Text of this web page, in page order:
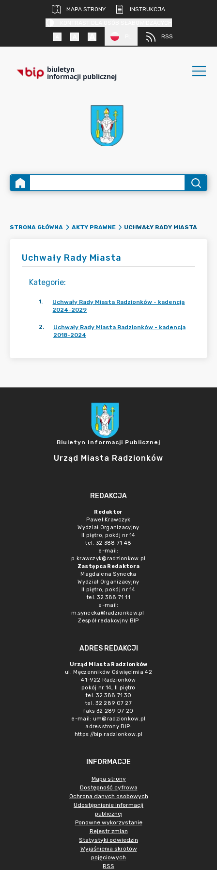
MAPA STRONY
INSTRUKCJA
RSS
biuletyn
informacji publicznej
STRONA GŁÓWNA AKTY PRAWNE UCHWAŁY RADY MIASTA
Uchwały Rady Miasta
Kategorie:
1.
Uchwały Rady Miasta Radzionków - kadencja
2024-2029
2.
Uchwały Rady Miasta Radzionków - kadencja
2018-2024
Biuletyn Informacji Publicznej
Urząd Miasta Radzionków
REDAKCJA
Redaktor
Paweł Krawczyk
Wydział Organizacyjny
II piętro, pokój nr 14
tel. 32 388 71 48
e-mail:
p.krawczyk@radzionkow.pl
Zastępca Redaktora
Magdalena Synecka
Wydział Organizacyjny
II piętro, pokój nr 14
tel. 32 388 71 11
e-mail:
m.synecka@radzionkow.pl
Zespół redakcyjny BIP
ADRES REDAKCJI
Urząd Miasta Radzionków
ul. Męczenników Oświęcimia 42
41-922 Radzionków
pokój nr 14, II piętro
tel. 32 388 71 30
tel. 32 289 07 27
faks 32 289 07 20
e-mail: um@radzionkow.pl
adres strony BIP:
https://bip.radzionkow.pl
INFORMACJE
Mapa strony
Dostępność cyfrowa
Ochrona danych osobowych
Udostępnienie informacji
publicznej
Ponowne wykorzystanie
Rejestr zmian
Statystyki odwiedzin
Wyjaśnienia skrótów
pojęciowych
RSS